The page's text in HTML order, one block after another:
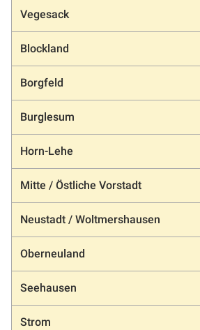
Vegesack
Blockland
Borgfeld
Burglesum
Horn-Lehe
Mitte / Östliche Vorstadt
Neustadt / Woltmershausen
Oberneuland
Seehausen
Strom